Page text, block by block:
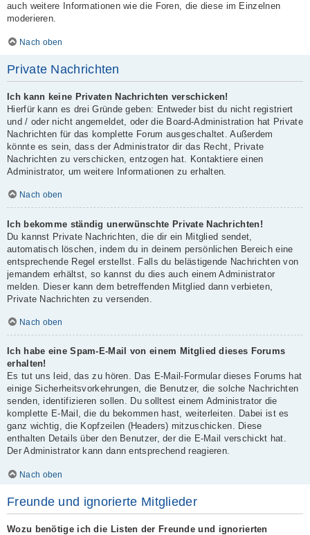
auch weitere Informationen wie die Foren, die diese im Einzelnen
moderieren.
Nach oben
Private Nachrichten
Ich kann keine Privaten Nachrichten verschicken!
Hierfür kann es drei Gründe geben: Entweder bist du nicht registriert
und / oder nicht angemeldet, oder die Board-Administration hat Private
Nachrichten für das komplette Forum ausgeschaltet. Außerdem
könnte es sein, dass der Administrator dir das Recht, Private
Nachrichten zu verschicken, entzogen hat. Kontaktiere einen
Administrator, um weitere Informationen zu erhalten.
Nach oben
Ich bekomme ständig unerwünschte Private Nachrichten!
Du kannst Private Nachrichten, die dir ein Mitglied sendet,
automatisch löschen, indem du in deinem persönlichen Bereich eine
entsprechende Regel erstellst. Falls du belästigende Nachrichten von
jemandem erhältst, so kannst du dies auch einem Administrator
melden. Dieser kann dem betreffenden Mitglied dann verbieten,
Private Nachrichten zu versenden.
Nach oben
Ich habe eine Spam-E-Mail von einem Mitglied dieses Forums
erhalten!
Es tut uns leid, das zu hören. Das E-Mail-Formular dieses Forums hat
einige Sicherheitsvorkehrungen, die Benutzer, die solche Nachrichten
senden, identifizieren sollen. Du solltest einem Administrator die
komplette E-Mail, die du bekommen hast, weiterleiten. Dabei ist es
ganz wichtig, die Kopfzeilen (Headers) mitzuschicken. Diese
enthalten Details über den Benutzer, der die E-Mail verschickt hat.
Der Administrator kann dann entsprechend reagieren.
Nach oben
Freunde und ignorierte Mitglieder
Wozu benötige ich die Listen der Freunde und ignorierten